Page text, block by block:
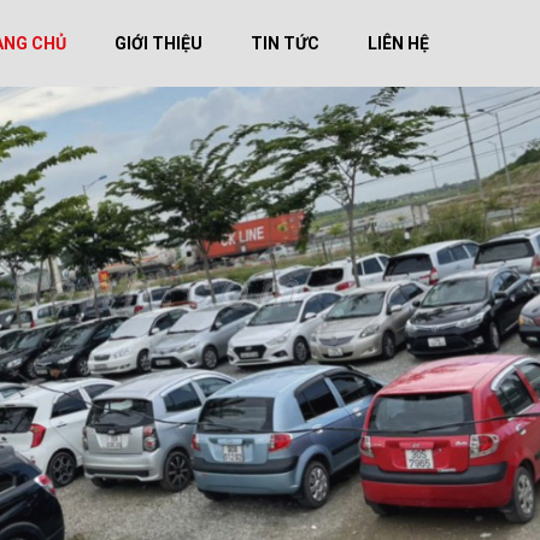
CHỦ GIỚI THIỆU TIN TỨC LIÊN HỆ